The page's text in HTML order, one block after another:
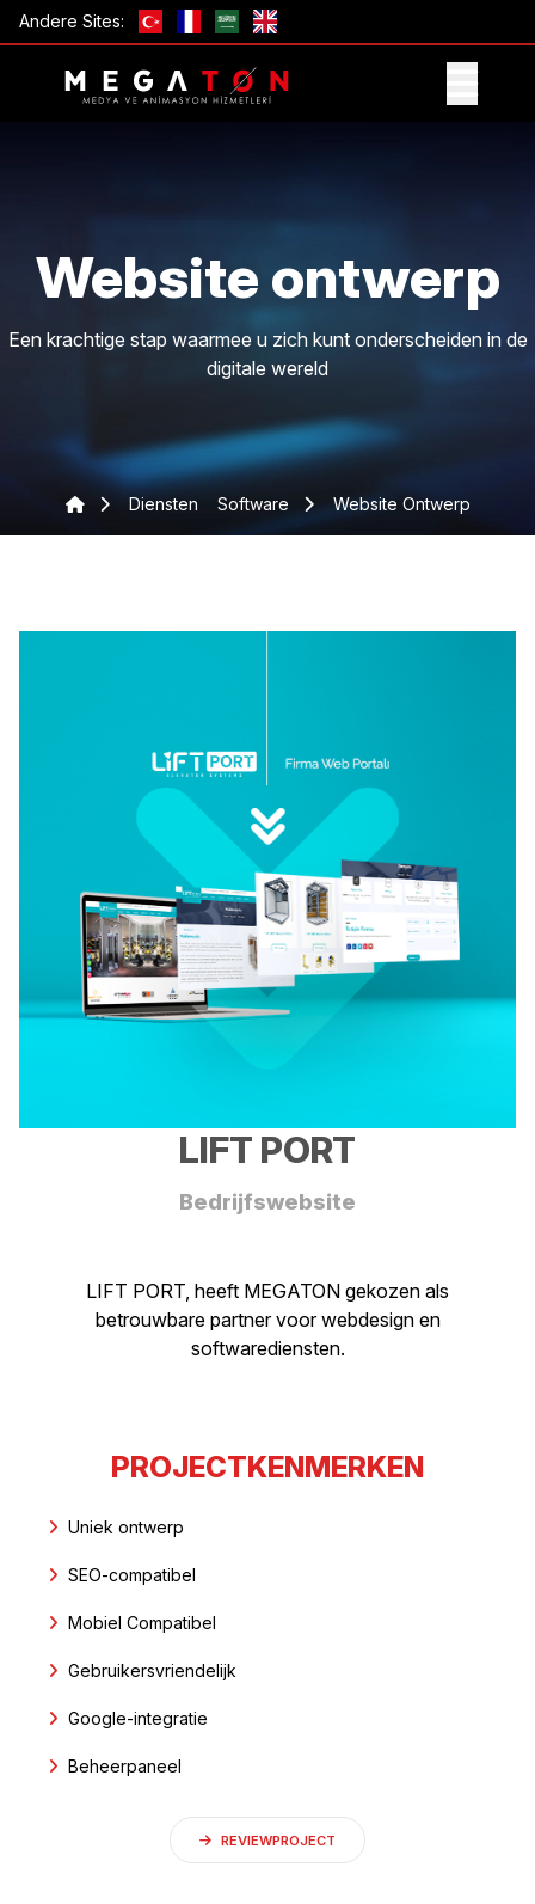
Andere Sites:
Website ontwerp
Een krachtige stap waarmee u zich kunt onderscheiden in de
digitale wereld
Diensten Software Website Ontwerp
LIFT PORT
Bedrijfswebsite
LIFT PORT, heeft MEGATON gekozen als
betrouwbare partner voor webdesign en
softwarediensten.
PROJECTKENMERKEN
Uniek ontwerp
SEO-compatibel
Mobiel Compatibel
Gebruikersvriendelijk
Google-integratie
Beheerpaneel
REVIEWPROJECT